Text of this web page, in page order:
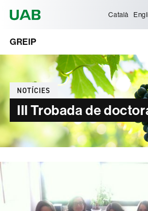
Català
GREIP
Categories
NOTÍCIES
III Trobada de